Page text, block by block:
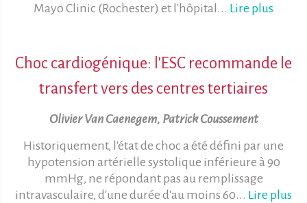
Mayo Clinic (Rochester) et l'hôpital... Lire plus
Choc cardiogénique: l'ESC recommande le
transfert vers des centres tertiaires
Olivier Van Caenegem, Patrick Coussement
Historiquement, l'état de choc a été défini par une
hypotension artérielle systolique inférieure à 90
mmHg, ne répondant pas au remplissage
intravasculaire, d'une durée d'au moins 60... Lire plus